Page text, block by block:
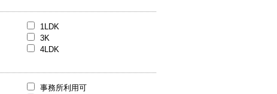
1LDK
3K
4LDK
事務所利用可